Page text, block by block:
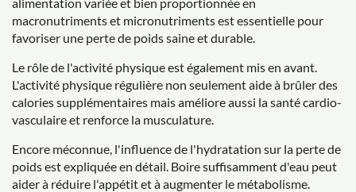
macronutriments et micronutriments est essentielle pour
favoriser une perte de poids saine et durable.
Le rôle de l'activité physique est également mis en avant.
L'activité physique régulière non seulement aide à brûler des
calories supplémentaires mais améliore aussi la santé cardio-
vasculaire et renforce la musculature.
Encore méconnue, l'influence de l'hydratation sur la perte de
poids est expliquée en détail. Boire suffisamment d'eau peut
aider à réduire l'appétit et à augmenter le métabolisme.